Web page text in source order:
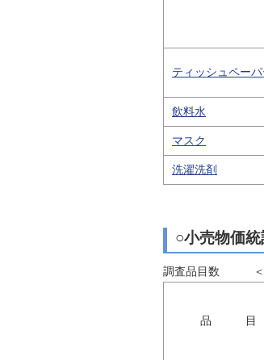
ティッシュペーパ
飲料水
マスク
洗濯洗剤
○小売物価
調査品目
品 目